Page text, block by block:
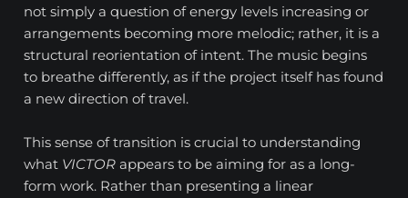
not simply a question of energy levels increasing or
arrangements becoming more melodic; rather, it is a
structural reorientation of intent. The music begins
to breathe differently, as if the project itself has found
a new direction of travel.
This sense of transition is crucial to understanding
what VICTOR appears to be aiming for as a long-
form work. Rather than presenting a linear